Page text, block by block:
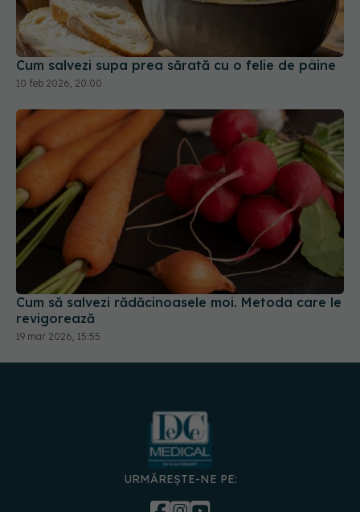
10 feb 2026, 20:00
Cum să salvezi rădăcinoasele moi. Metoda care le
revigorează
19 mar 2026, 15:55
DESCARCĂ APLICAȚIA